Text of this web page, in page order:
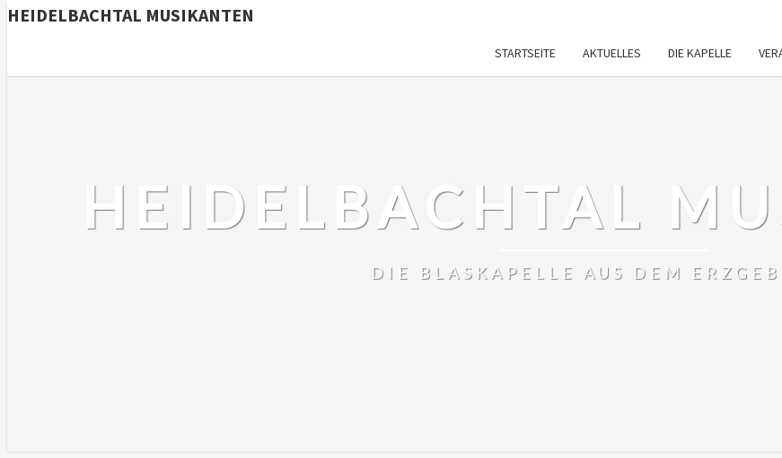
HEIDELBACHTAL MUSIKANTEN
STARTSEITE AKTUELLES DIE KAPELLE
HEIDELBACHTAL
DIE BLASKAPELLE AUS DEM